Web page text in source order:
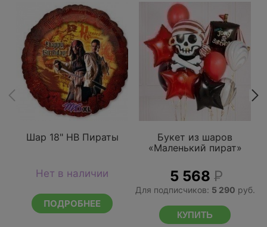
Шар 18" HB Пираты
Нет в наличии
ПОДРОБНЕЕ
Букет из шаров
«Маленький пират»
5 568Р
Для подписчиков: 5 290 руб.